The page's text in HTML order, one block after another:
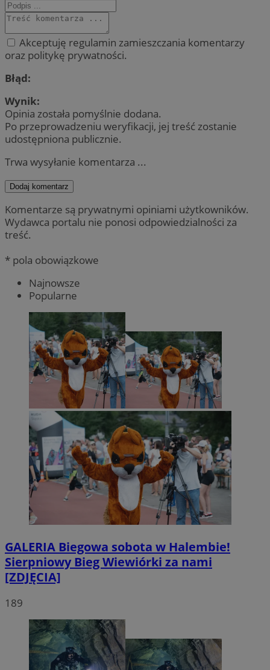
Akceptuję regulamin zamieszczania komentarzy
oraz politykę prywatności.
Błąd:
Wynik:
Opinia została pomyślnie dodana.
Po przeprowadzeniu weryfikacji, jej treść zostanie
udostępniona publicznie.
Trwa wysyłanie komentarza ...
Dodaj komentarz
Komentarze są prywatnymi opiniami użytkowników.
Wydawca portalu nie ponosi odpowiedzialności za
treść.
* pola obowiązkowe
Najnowsze
Popularne
GALERIA Biegowa sobota w Halembie!
Sierpniowy Bieg Wiewiórki za nami
[ZDJĘCIA]
189